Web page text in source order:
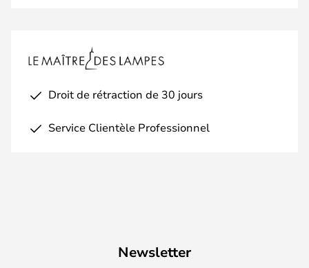
Droit de rétraction de 30 jours
Service Clientèle Professionnel
Newsletter